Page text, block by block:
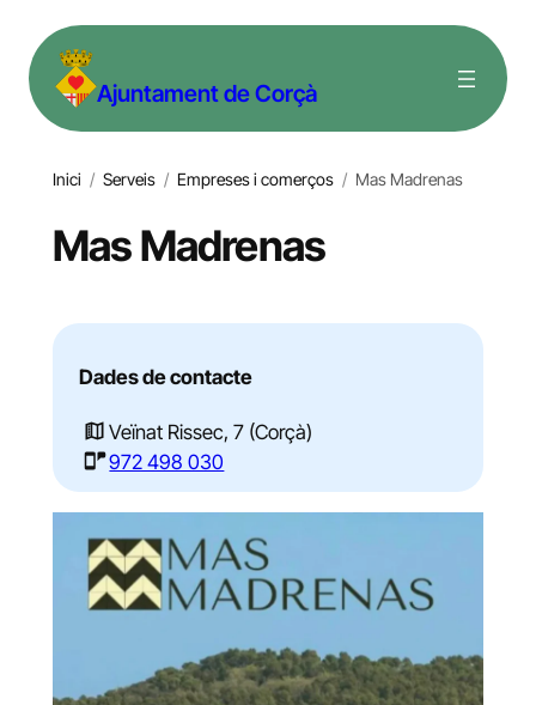
contingut Ajuntament de Corçà
Inici / Serveis / Empreses i comerços / Mas Madrenas
Mas Madrenas
Dades de contacte
Veïnat Rissec, 7 (Corçà)
972 498 030